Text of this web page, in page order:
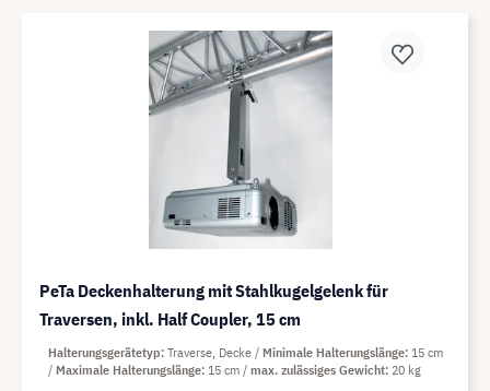
PeTa Deckenhalterung mit Stahlkugelgelenk für
Traversen, inkl. Half Coupler, 15 cm
Halterungsgerätetyp Traverse, Decke Minimale Halterungslänge 15 cm
Maximale Halterungslänge 15 cm max. zulässiges Gewicht 20 kg